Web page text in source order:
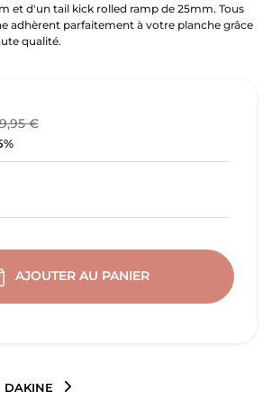
et d'un tail kick rolled ramp de 25mm. Tous
adhèrent parfaitement à votre planche grâce
qualité.
€
AJOUTER AU PANIER
DAKINE